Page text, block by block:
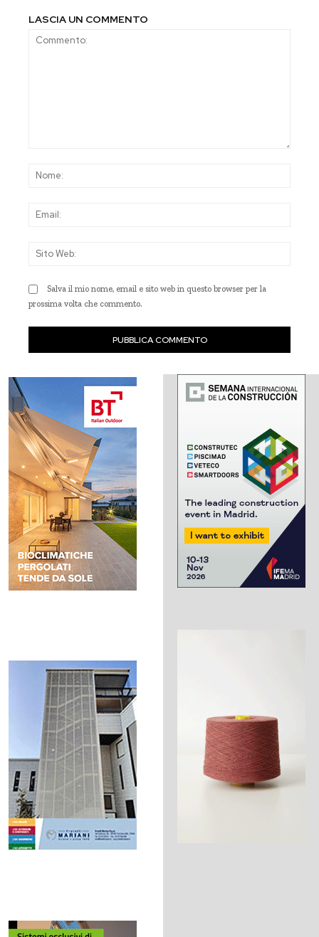
LASCIA UN COMMENTO
Salva il mio nome, email e sito web in questo browser per la
prossima volta che commento.